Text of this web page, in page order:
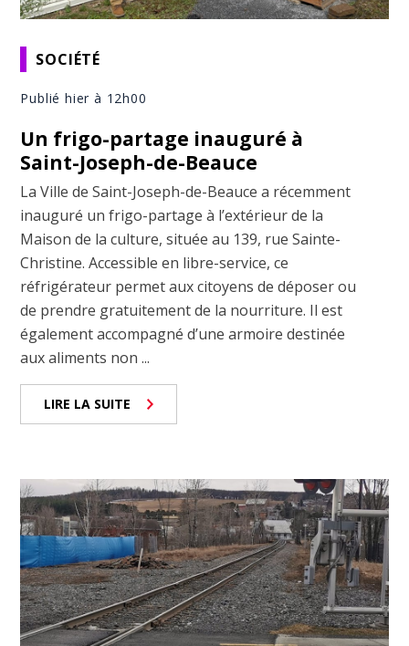
SOCIÉTÉ
Publié hier à 12h00
Un frigo-partage inauguré à
Saint-Joseph-de-Beauce
La Ville de Saint-Joseph-de-Beauce a récemment
inauguré un frigo-partage à l’extérieur de la
Maison de la culture, située au 139, rue Sainte-
Christine. Accessible en libre-service, ce
réfrigérateur permet aux citoyens de déposer ou
de prendre gratuitement de la nourriture. Il est
également accompagné d’une armoire destinée
aux aliments non ...
LIRE LA SUITE